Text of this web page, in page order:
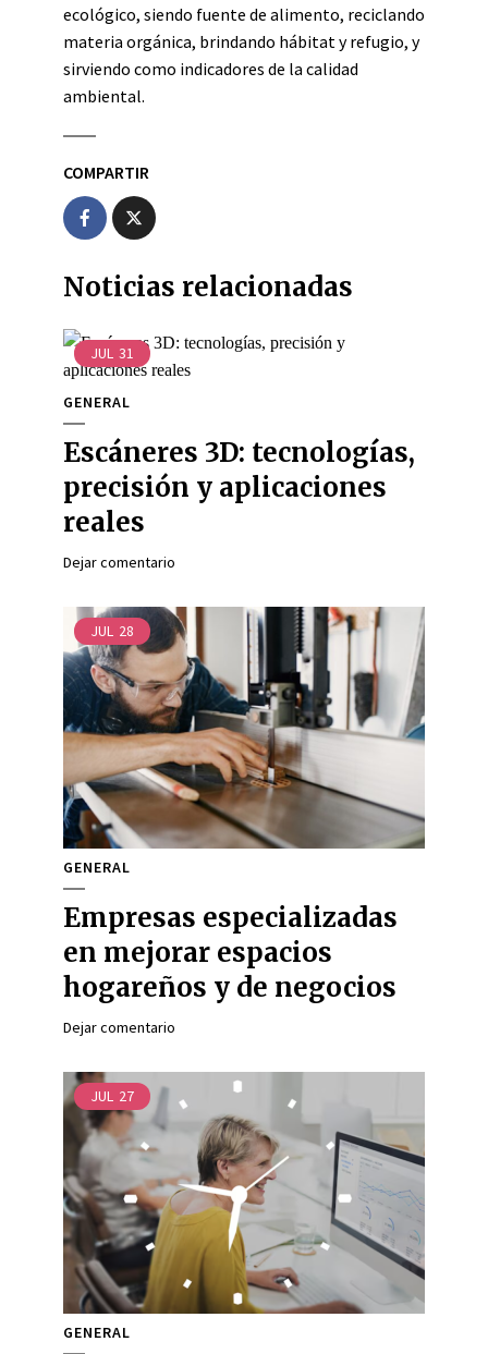
ecológico, siendo fuente de alimento, reciclando
materia orgánica, brindando hábitat y refugio, y
sirviendo como indicadores de la calidad
ambiental.
COMPARTIR
Noticias relacionadas
JUL 31
GENERAL
Escáneres 3D: tecnologías,
precisión y aplicaciones
reales
Dejar comentario
JUL 28
GENERAL
Empresas especializadas
en mejorar espacios
hogareños y de negocios
Dejar comentario
JUL 27
GENERAL